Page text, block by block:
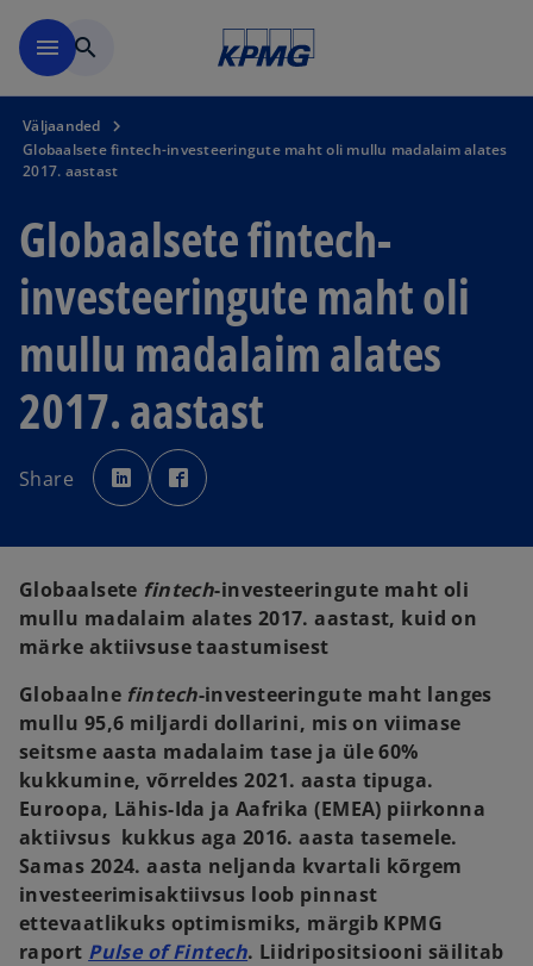
menu search
Väljaanded
Globaalsete fintech-investeeringute maht oli mullu madalaim alates
2017. aastast
Globaalsete fintech-
investeeringute maht oli
mullu madalaim alates
2017. aastast
Share
o
p
e
n
e
w
t
a
b
p
e
e
w
t
a
b
Globaalsete fintech-investeeringute maht oli
mullu madalaim alates 2017. aastast, kuid on
märke aktiivsuse taastumisest
Globaalne fintech-investeeringute maht langes
mullu 95,6 miljardi dollarini, mis on viimase
seitsme aasta madalaim tase ja üle 60%
kukkumine, võrreldes 2021. aasta tipuga.
Euroopa, Lähis-Ida ja Aafrika (EMEA) piirkonna
aktiivsus kukkus aga 2016. aasta tasemele.
Samas 2024. aasta neljanda kvartali kõrgem
investeerimisaktiivsus loob pinnast
ettevaatlikuks optimismiks, märgib KPMG
raport Pulse of Fintech. Liidripositsiooni säilitab